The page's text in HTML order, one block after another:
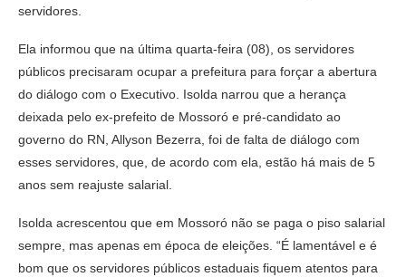
servidores.
Ela informou que na última quarta-feira (08), os servidores
públicos precisaram ocupar a prefeitura para forçar a abertura
do diálogo com o Executivo. Isolda narrou que a herança
deixada pelo ex-prefeito de Mossoró e pré-candidato ao
governo do RN, Allyson Bezerra, foi de falta de diálogo com
esses servidores, que, de acordo com ela, estão há mais de 5
anos sem reajuste salarial.
Isolda acrescentou que em Mossoró não se paga o piso salarial
sempre, mas apenas em época de eleições. “É lamentável e é
bom que os servidores públicos estaduais fiquem atentos para